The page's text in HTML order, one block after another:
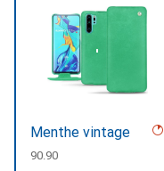
Menthe vintage
CHF
90.90